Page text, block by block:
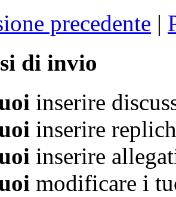
precedente |
di invio
inserire
inserire
inserire
modificare i